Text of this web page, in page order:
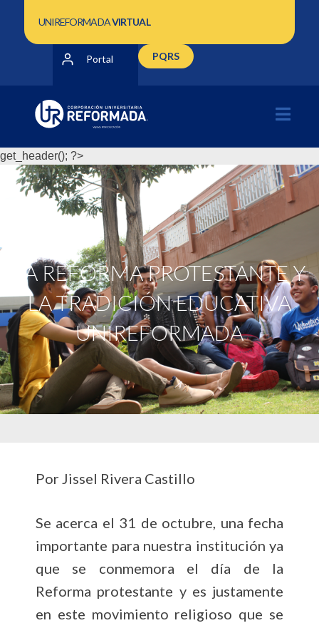
UNIREFORMADAVIRTUAL
Portal PQRS
get_header(); ?>
LA REFORMA PROTESTANTE Y
LA TRADICIÓN EDUCATIVA
UNIREFORMADA
Por Jissel Rivera Castillo
Se acerca el 31 de octubre, una fecha
importante para nuestra institución ya
que se conmemora el día de la
Reforma protestante y es justamente
en este movimiento religioso que se